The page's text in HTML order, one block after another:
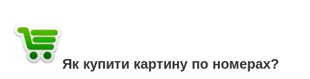
Як купити картину по номерах?